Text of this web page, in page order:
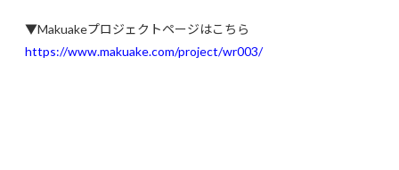
▼Makuakeプロジェクトページはこちら
https://www.makuake.com/project/wr003/